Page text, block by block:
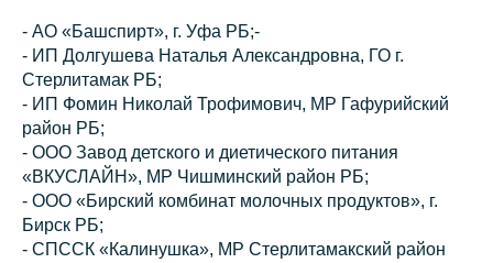
- АО «Башспирт», г. Уфа РБ;-
- ИП Долгушева Наталья Александровна, ГО г.
Стерлитамак РБ;
- ИП Фомин Николай Трофимович, МР Гафурийский
район РБ;
- ООО Завод детского и диетического питания
«ВКУСЛАЙН», МР Чишминский район РБ;
- ООО «Бирский комбинат молочных продуктов», г.
Бирск РБ;
- СПССК «Калинушка», МР Стерлитамакский район